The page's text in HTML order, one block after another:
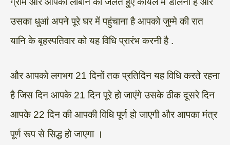
उसका धुआं अपने पूरे घर में पहुंचाना है आपको जुम्मे की रात
यानि के बृहस्पतिवार को यह विधि प्रारंभ करनी है .
और आपको लगभग 21 दिनों तक प्रतिदिन यह विधि करते रहना
है जिस दिन आपके 21 दिन पूरे हो जाएंगे उसके ठीक दूसरे दिन
आपके 22 दिन की आपकी विधि पूर्ण हो जाएगी और आपका मंत्र
पूर्ण रूप से सिद्ध हो जाएगा ।